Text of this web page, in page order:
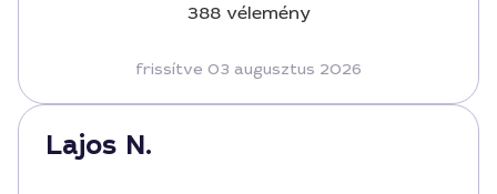
388 vélemény
frissítve 03 augusztus 2026
Lajos N.